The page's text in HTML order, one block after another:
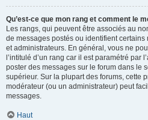
Qu’est-ce que mon rang et comment le
Les rangs, qui peuvent être associés au
de messages postés ou identifient
et administrateurs. En général, vous ne
l’intitulé d’un rang car il est paramétré par
poster des messages sur le forum dans le
supérieur. Sur la plupart des forums, cette
modérateur (ou un administrateur) peut
messages.
Haut